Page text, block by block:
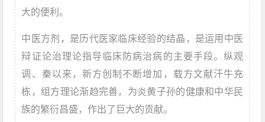
大的便利。
中医方剂，是历代医家临床经验的结晶，是运用中医
辩证论治理论指导临床防病治病的主要手段。纵观
调、秦以来，新方创制不断增加，载方文献汗牛充
栋，组方理论渐趋完善，为炎黄子孙的健康和中华民
族的繁衍昌盛，作出了巨大的贡献。